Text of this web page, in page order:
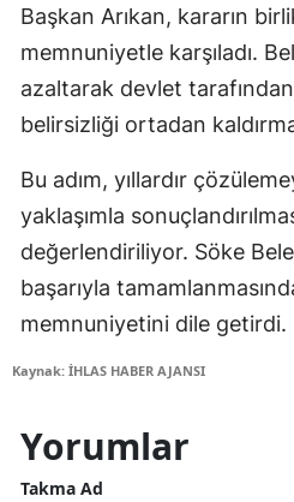
Başkan Arıkan, kararın
memnuniyetle karşıladı.
azaltarak devlet
belirsizliği ortadan
Bu adım, yıllardır
yaklaşımla
değerlendiriliyor. Söke
başarıyla
memnuniyetini dile getirdi.
Kaynak: İHLAS HABER AJANSI
Yorumlar
Takma Ad